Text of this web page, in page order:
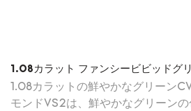
1.08カラット ファンシービビッドグ
ボダイヤモンド VS2 EX EX
1.08カラットの鮮やかなグリーン
モンドVS2は、鮮やかなグリーン